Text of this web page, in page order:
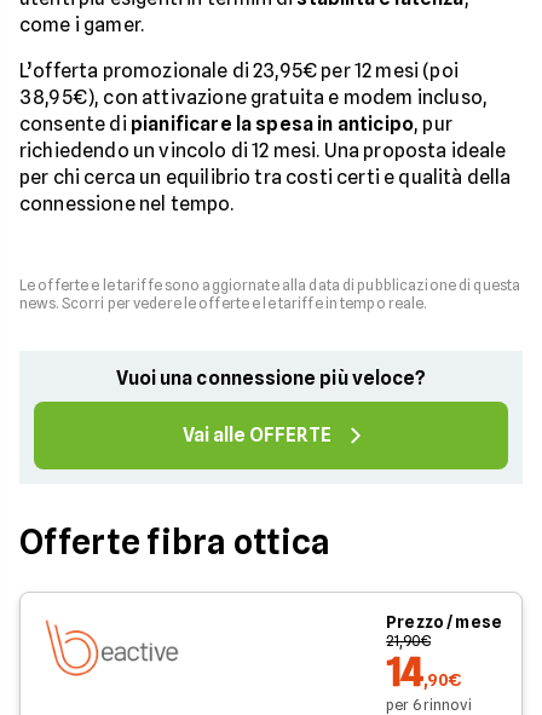
come i gamer.
L’offerta promozionale di 23,95€ per 12 mesi (poi
38,95€), con attivazione gratuita e modem incluso,
consente di pianificare la spesa in anticipo, pur
richiedendo un vincolo di 12 mesi. Una proposta ideale
per chi cerca un equilibrio tra costi certi e qualità della
connessione nel tempo.
Le offerte e le tariffe sono aggiornate alla data di pubblicazione di questa
news. Scorri per vedere le offerte e le tariffe in tempo reale.
Vuoi una connessione più veloce?
Vai alle OFFERTE
Offerte fibra ottica
Prezzo / mese
21,90€
14,90€
per 6 rinnovi